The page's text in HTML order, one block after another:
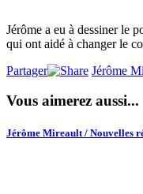
Jérôme a eu à dessiner le
qui ont aidé à changer le
Partager
Jérôme
Vous aimerez aussi...
Jérôme Mireault / Nouvelles